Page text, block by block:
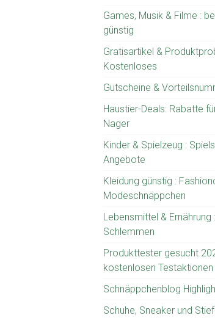
Games, Musik & Filme :
günstig
Gratisartikel &
Kostenloses
Gutscheine &
Haustier-Deals: Rabatte
Nager
Kinder & Spielzeug :
Angebote
Kleidung günstig :
Modeschnäppchen
Lebensmittel & Ernährung
Schlemmen
Produkttester gesucht
kostenlosen Testaktionen
Schnäppchenblog
Schuhe, Sneaker und